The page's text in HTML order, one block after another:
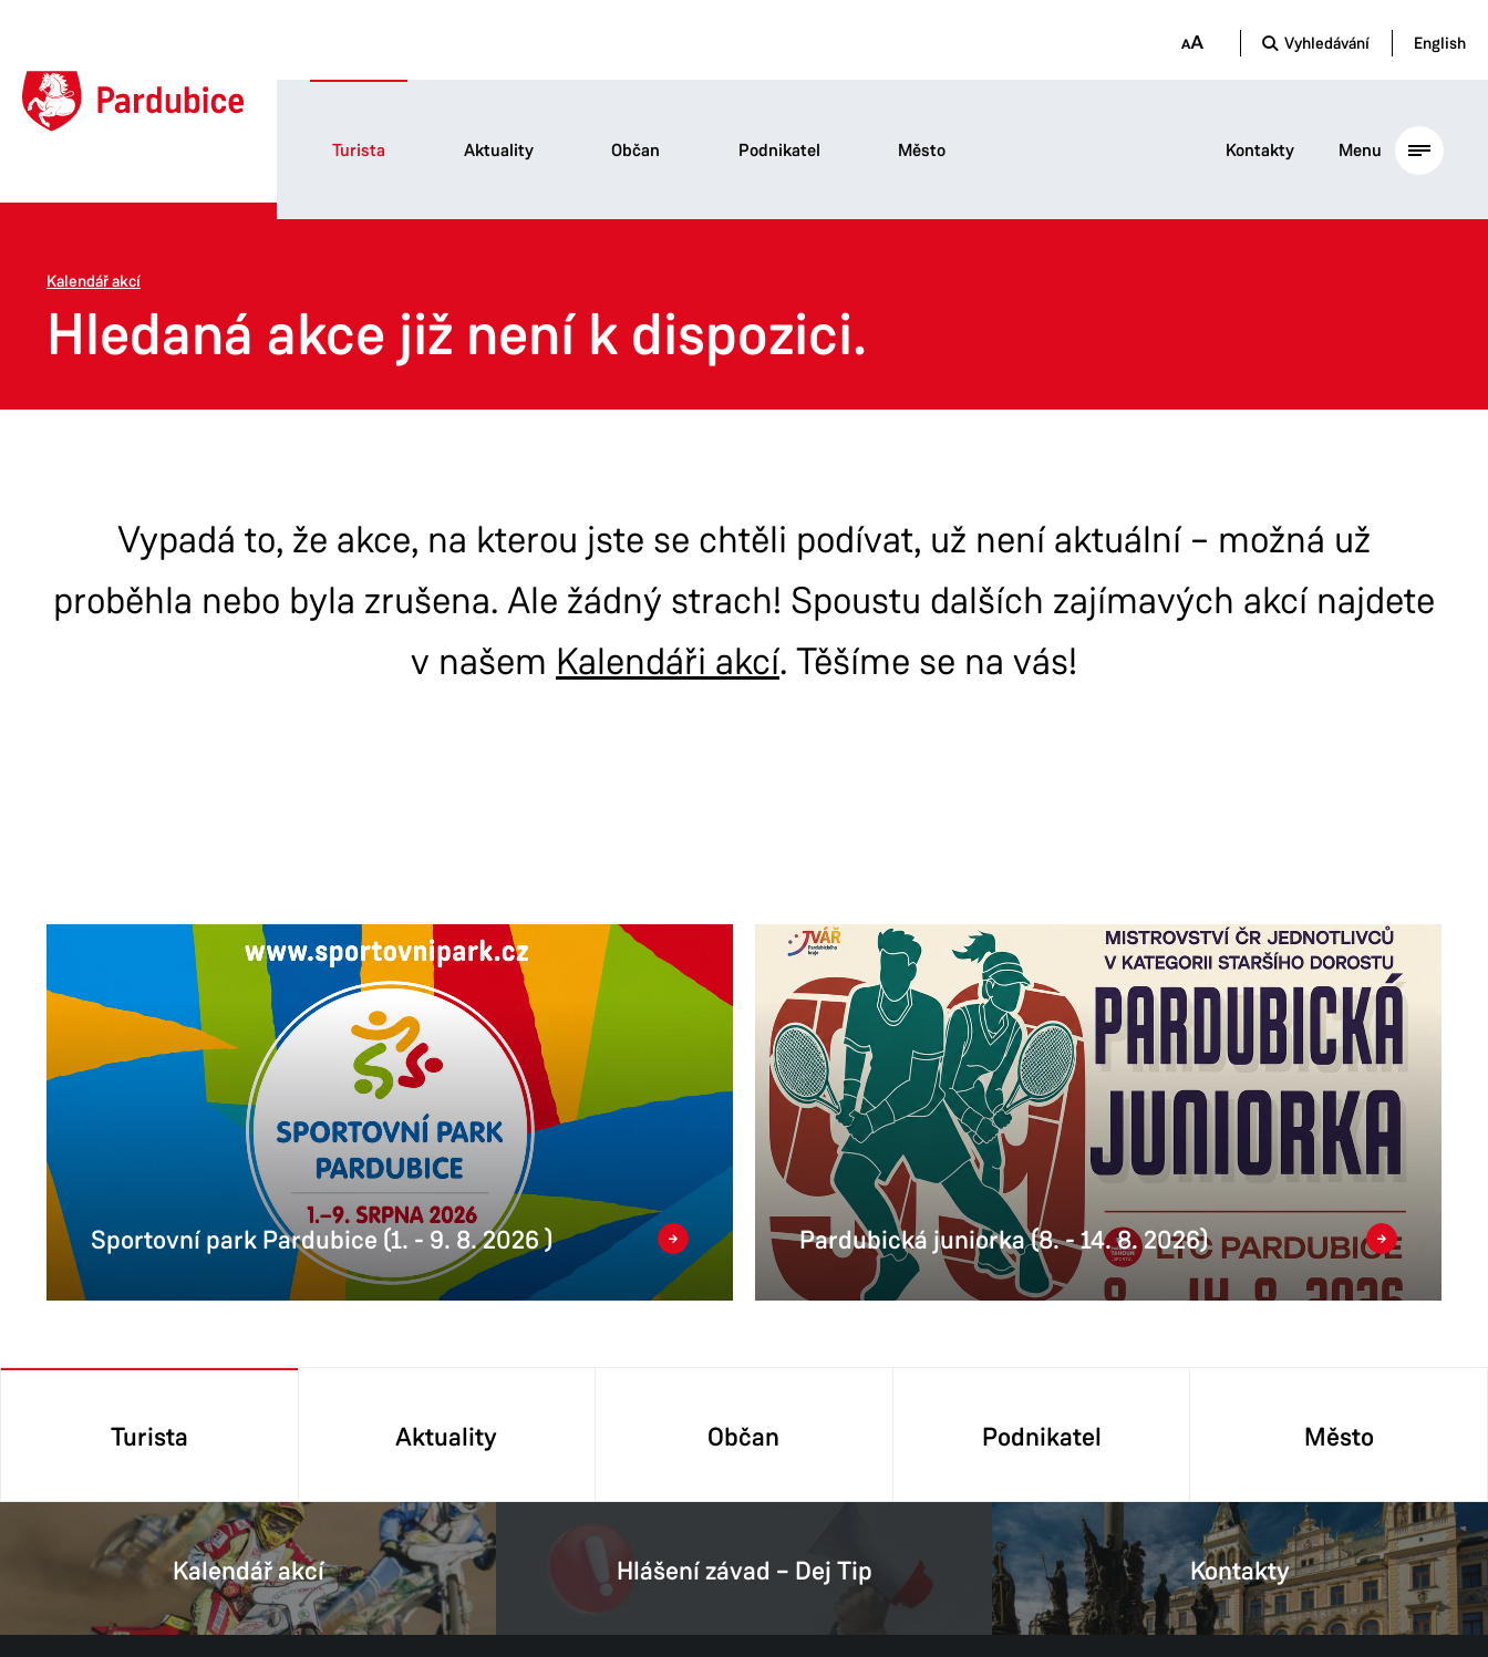
Vyhledávání English
Turista Aktuality Občan Podnikatel Město Kontakty Menu
Kalendář akcí
Hledaná akce již není k dispozici.
Vypadá to, že akce, na kterou jste se chtěli podívat, už není aktuální – možná už
proběhla nebo byla zrušena. Ale žádný strach! Spoustu dalších zajímavých akcí najdete
v našem Kalendáři akcí. Těšíme se na vás!
Sportovní park Pardubice (1. - 9. 8. 2026 ) Pardubická juniorka (8. - 14. 8. 2026)
Turista Aktuality Občan Podnikatel Město
Kalendář akcí Hlášení závad – Dej Tip Kontakty